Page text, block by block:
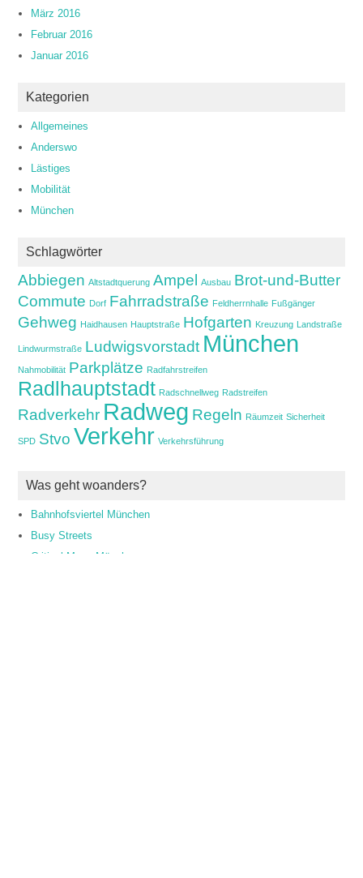
März 2016
Februar 2016
Januar 2016
Kategorien
Allgemeines
Anderswo
Lästiges
Mobilität
München
Schlagwörter
Abbiegen Altstadtquerung Ampel Ausbau Brot-und-Butter
Commute Dorf Fahrradstraße Feldherrnhalle Fußgänger
Gehweg Haidhausen Hauptstraße Hofgarten Kreuzung Landstraße
Lindwurmstraße Ludwigsvorstadt München
Nahmobilität Parkplätze Radfahrstreifen
Radlhauptstadt Radschnellweg Radstreifen
Radverkehr Radweg Regeln Räumzeit Sicherheit
SPD Stvo Verkehr Verkehrsführung
Was geht woanders?
Bahnhofsviertel München
Busy Streets
Critical Mass München